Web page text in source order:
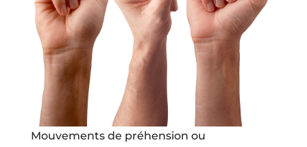
Mouvements de préhension ou